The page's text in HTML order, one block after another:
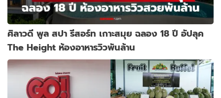
ศิลาวดี พูล สปา รีสอร์ท เกาะสมุย ฉลอง 18 ปี อัปลุค
The Height ห้องอาหารวิวพันล้าน